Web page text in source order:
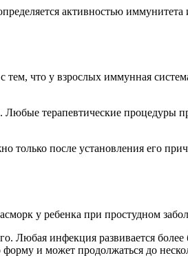
активностью
тем, что у взрослых иммунная
терапевтические процедуры
только после установления его
у ребенка при простудном
Любая инфекция развивается
и может продолжаться до